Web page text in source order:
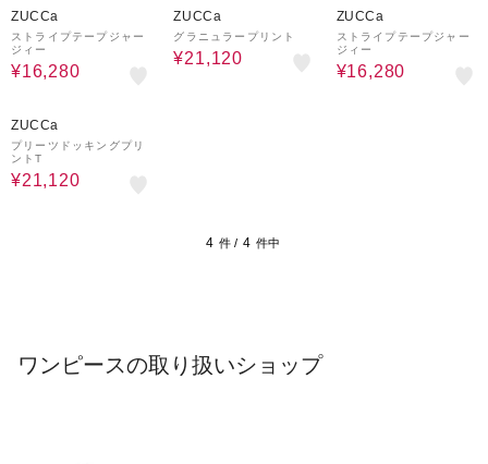
ZUCCa
ストライプテープジャー
ジィー
¥16,280
ZUCCa
グラニュラープリント
¥21,120
ZUCCa
ストライプテープジャー
ジィー
¥16,280
ZUCCa
プリーツドッキングプリ
ントT
¥21,120
4 件 / 4 件中
ワンピースの取り扱いショップ